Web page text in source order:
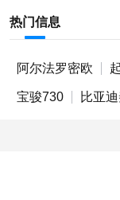
热门信息
阿尔法罗密欧
宝骏730 比亚